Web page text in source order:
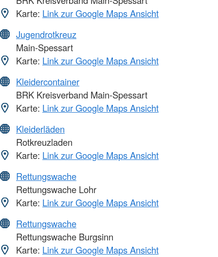
Karte: Link zur Google Maps Ansicht
Jugendrotkreuz
Main-Spessart
Karte: Link zur Google Maps Ansicht
Kleidercontainer
BRK Kreisverband Main-Spessart
Karte: Link zur Google Maps Ansicht
Kleiderläden
Rotkreuzladen
Karte: Link zur Google Maps Ansicht
Rettungswache
Rettungswache Lohr
Karte: Link zur Google Maps Ansicht
Rettungswache
Rettungswache Burgsinn
Karte: Link zur Google Maps Ansicht